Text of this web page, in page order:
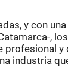
y con
,
profesional
industria